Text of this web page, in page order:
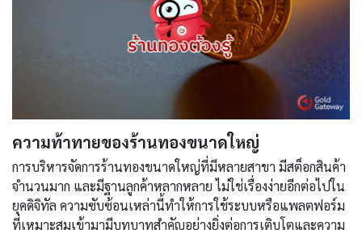
ความท้าทายของร้านทองขนาดใหญ่
การบริหารจัดการร้านทองขนาดใหญ่ที่มีหลายสาขา มีสต็อกสินค้า
จำนวนมาก และมีฐานลูกค้าหลากหลาย ไม่ใช่เรื่องง่ายอีกต่อไปใน
ยุคดิจิทัล ความซับซ้อนเหล่านี้ทำให้การใช้ระบบหรือแพลตฟอร์ม
ที่เหมาะสมเข้ามามีบทบาทสำคัญอย่างยิ่งต่อการเติบโตและความ